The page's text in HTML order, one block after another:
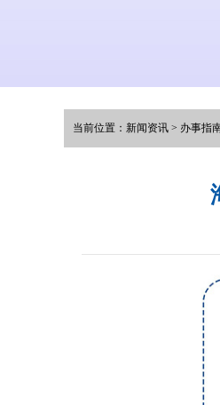
当前位置： 新闻资讯 > 办事指